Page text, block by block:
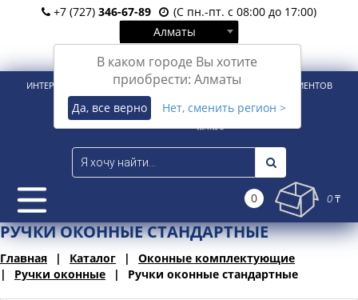
+7 (727) 346-67-89
(С пн.-пт. с 08:00 до 17:00)
Алматы
В каком городе Вы хотите
приобрести: Алматы
Да, все верно Нет, сменить регион >
Вход Регистрация
ИНТЕРНЕТ-МАГАЗИН ДЛЯ РОЗНИЧНЫХ И КОРПОРАТИВНЫХ КЛИЕНТОВ
0 0 ₸
РУЧКИ ОКОННЫЕ СТАНДАРТНЫЕ
Главная Каталог
Оконные комплектующие
Ручки оконные
Ручки оконные стандартные